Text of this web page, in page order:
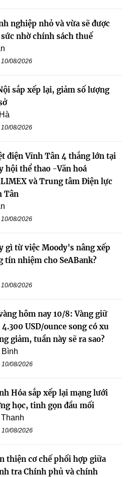
nghiệp nhỏ và vừa sẽ được
nhờ chính sách thuế
10/08/2026
sắp xếp lại, giảm số lượng
10/08/2026
điện Vĩnh Tân 4 thắng lớn tại
hội thể thao -Văn hoá
và Trung tâm Điện lực
Tân
10/08/2026
gì từ việc Moody's nâng xếp
tín nhiệm cho SeABank?
10/08/2026
hôm nay 10/8: Vàng giữ
USD/ounce song có xu
giảm, tuần này sẽ ra sao?
Bình
10/08/2026
Hóa sắp xếp lại mạng lưới
học, tinh gọn đầu mối
10/08/2026
thiện cơ chế phối hợp giữa
tra Chính phủ và chính